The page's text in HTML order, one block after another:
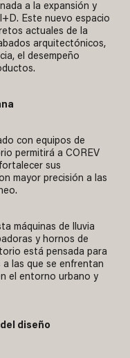
a la expansión y
Este nuevo espacio
actuales de la
arquitectónicos,
el desempeño
con equipos de
permitirá a COREV
sus
mayor precisión a las
máquinas de lluvia
y hornos de
está pensada para
las que se enfrentan
el entorno urbano y
diseño